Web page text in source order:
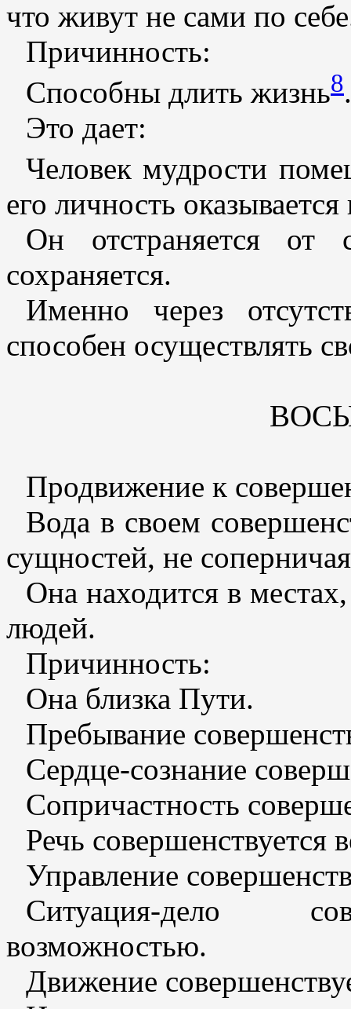
что живут не сами по
Причинность:
Способны длить жизнь8.
Это дает:
Человек мудрости
его личность
Он отстраняется от
сохраняется.
Именно через
способен осуществлять
Продвижение к
Вода в своем
сущностей, не
Она находится в
людей.
Причинность:
Она близка Пути.
Пребывание
Сердце-сознание
Сопричастность
Речь совершенствуется
Управление
Ситуация-дело
возможностью.
Движение